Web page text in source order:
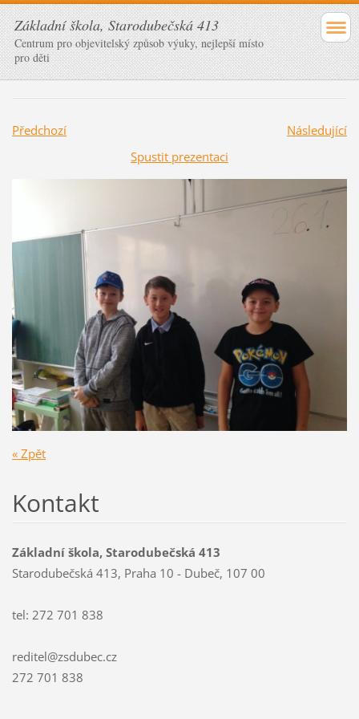
Základní škola, Starodubečská 413
Centrum pro objevitelský způsob výuky, nejlepší místo
pro děti
Předchozí
Následující
Spustit prezentaci
« Zpět
Kontakt
Základní škola, Starodubečská 413
Starodubečská 413, Praha 10 - Dubeč, 107 00
tel: 272 701 838
reditel@zsdubec.cz
272 701 838